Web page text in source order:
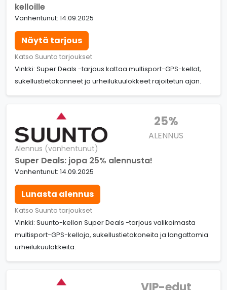
kelloille
Vanhentunut: 14.09.2025
Näytä tarjous
Katso Suunto tarjoukset
Vinkki: Super Deals -tarjous kattaa multisport-GPS-kellot,
sukellustietokonneet ja urheilukuulokkeet rajoitetun ajan.
25%
ALENNUS
Alennus (vanhentunut)
Super Deals: jopa 25% alennusta!
Vanhentunut: 14.09.2025
Lunasta alennus
Katso Suunto tarjoukset
Vinkki: Suunto-kellon Super Deals -tarjous valikoimasta
multisport-GPS-kelloja, sukellustietokoneita ja langattomia
urheilukuulokkeita.